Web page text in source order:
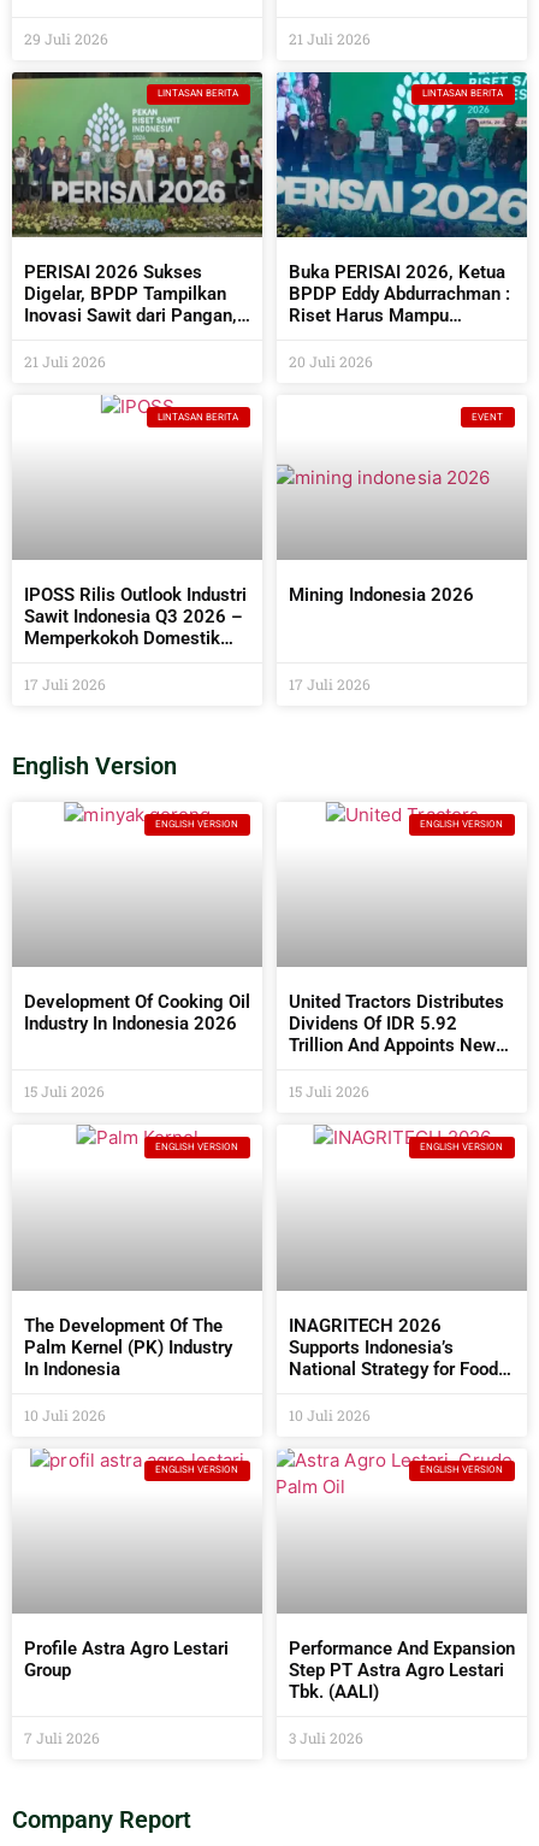
29 Juli 2026
Industri Pendukungnya
21 Juli 2026
LINTASAN BERITA
PERISAI 2026 Sukses
Digelar, BPDP Tampilkan
Inovasi Sawit dari Pangan,
Teknologi AI
21 Juli 2026
LINTASAN BERITA
Buka PERISAI 2026, Ketua
BPDP Eddy Abdurrachman :
Riset Harus Mampu
Industri Sekaligus
20 Juli 2026
LINTASAN BERITA
IPOSS Rilis Outlook Industri
Sawit Indonesia Q3 2026 –
Memperkokoh Domestik
Global
17 Juli 2026
EVENT
Mining Indonesia 2026
17 Juli 2026
English Version
ENGLISH VERSION
Development Of Cooking Oil
Industry In Indonesia 2026
15 Juli 2026
ENGLISH VERSION
United Tractors Distributes
Dividens Of IDR 5.92
Trillion And Appoints New
Directors At The 2026 AGM
15 Juli 2026
ENGLISH VERSION
The Development Of The
Palm Kernel (PK) Industry
In Indonesia
10 Juli 2026
ENGLISH VERSION
INAGRITECH 2026
Supports Indonesia’s
National Strategy for Food
10 Juli 2026
ENGLISH VERSION
Profile Astra Agro Lestari
Group
7 Juli 2026
ENGLISH VERSION
Performance And Expansion
Step PT Astra Agro Lestari
Tbk. (AALI)
3 Juli 2026
Company Report